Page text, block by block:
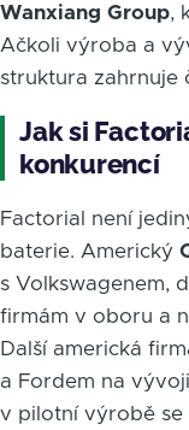
Wanxiang Group,
Ačkoli výroba a
struktura zahrnuje
Jak si
konkurencí
Factorial není
baterie. Americký
s Volkswagenem,
firmám v oboru a
Další americká
a Fordem na
v pilotní výrobě se